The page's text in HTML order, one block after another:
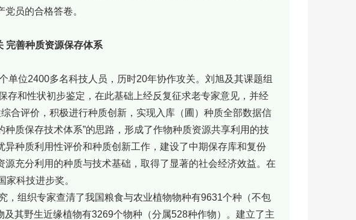
员的合格答卷。
完善种质资源保存体系
单位2400多名科技人员，历时20年协作攻关。刘旭及其课题组
存和性状初步鉴定，在此基础上经反复征求老专家意见，并经
综合评价，积极进行种质创新，实现入库（圃）种质全部数据信
质保存技术体系”的思路，形成了作物种质资源共享利用的技
种质利用性评价和种质创新工作，建设了中期保存库和复份
充分利用的种质与技术基础，取得了显著的社会经济效益。在
科技进步奖。
，组织专家查清了我国粮食与农业植物物种有9631个种（不包
其野生近缘植物有3269个物种（分属528种作物）。建立了主